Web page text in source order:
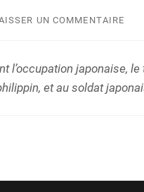
UN COMMENTAIRE
l’occupation japonaise,
et au soldat